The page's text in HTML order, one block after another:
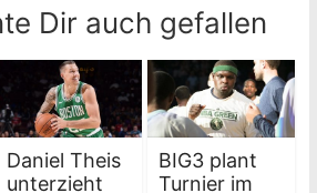
Dir auch gefallen
Daniel Theis
unterzieht
BIG3 plant
Turnier im